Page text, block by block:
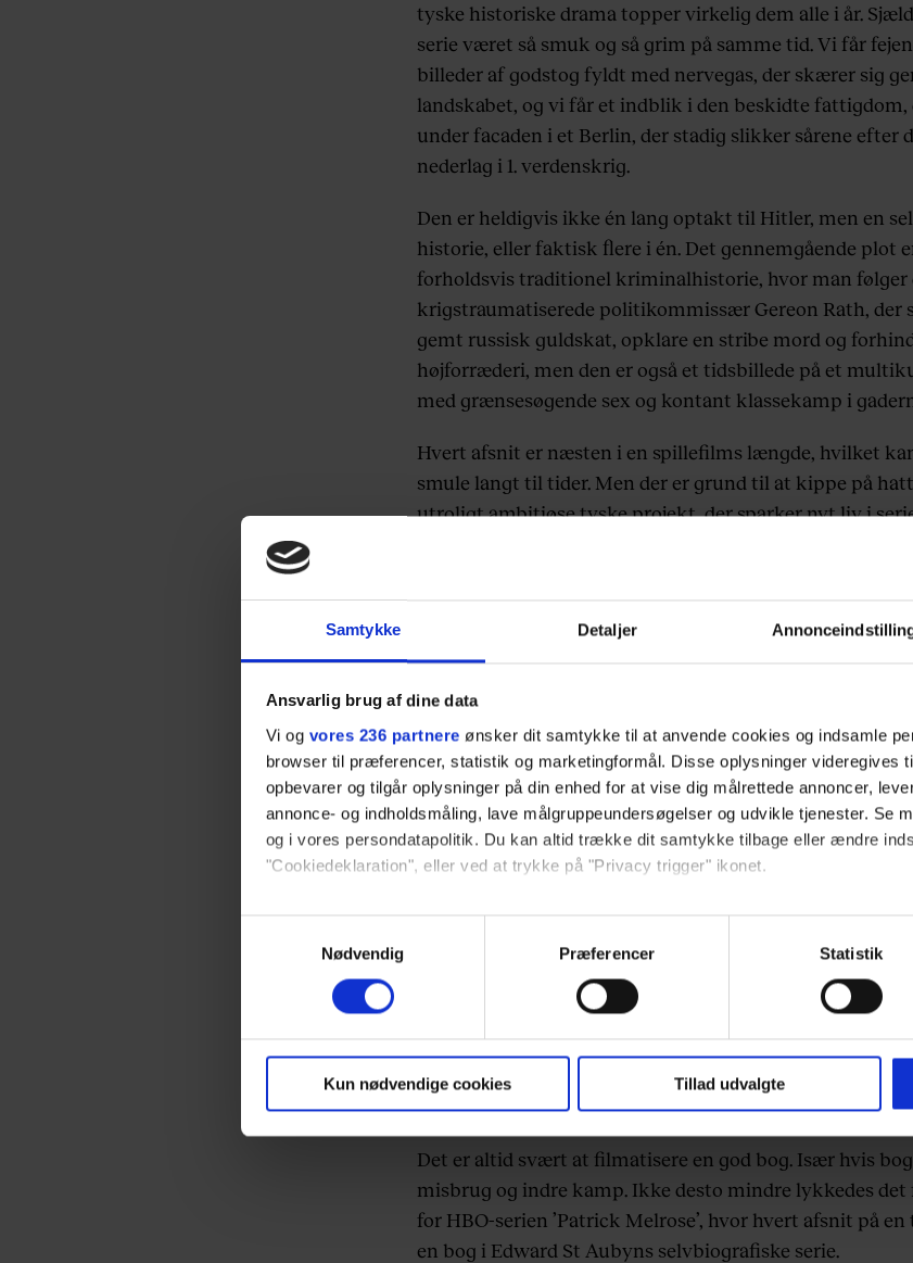
Samtykke Detaljer
Ansvarlig brug af dine data
Vi og vores 236 partnere ønsker dit samtykke til at anvende cookies og indsamle
browser til præferencer, statistik og marketingformål. Disse oplysninger videregives
opbevarer og tilgår oplysninger på din enhed for at vise dig målrettede annoncer,
annonce- og indholdsmåling, lave målgruppeundersøgelser og udvikle tjenester. Se
og i vores persondatapolitik. Du kan altid trække dit samtykke tilbage eller ændre
"Cookiedeklaration", eller ved at trykke på "Privacy trigger" ikonet.
Dine valg anvendes på hele websitet.
Vi ønsker dit samtykke til at indsamle og bruge data for at kunne levere og finansiere
markedsføring, så vi kan optimere vores reklametiltag på sociale medier og til at vise
Du kan til enhver tid trække dit samtykke tilbage via linket, du finder i vores
brug af cookies, samarbejdspartnere og behandling af dine personoplysninger i
privatlivspolitikogcookiepolitik.
Nødvendig
Præferencer Statistik
Kun nødvendige cookies Tillad udvalgte
tyske historiske drama topper virkelig dem alle i år.
serie været så smuk og så grim på samme tid. Vi får
billeder af godstog fyldt med nervegas, der skærer sig
landskabet, og vi får et indblik i den beskidte fattigdom,
under facaden i et Berlin, der stadig slikker sårene efter
nederlag i 1. verdenskrig.
Den er heldigvis ikke én lang optakt til Hitler, men en
historie, eller faktisk flere i én. Det gennemgående plot
forholdsvis traditionel kriminalhistorie, hvor man følger
krigstraumatiserede politikommissær Gereon Rath, der
gemt russisk guldskat, opklare en stribe mord og
højforræderi, men den er også et tidsbillede på et
med grænsesøgende sex og kontant klassekamp i
Hvert afsnit er næsten i en spillefilms længde, hvilket
smule langt til tider. Men der er grund til at kippe på
utroligt ambitiøse tyske projekt, der sparker nyt liv i
Patrick Melrose
Det er altid svært at filmatisere en god bog. Især hvis
misbrug og indre kamp. Ikke desto mindre lykkedes det
for HBO-serien ’Patrick Melrose’, hvor hvert afsnit på
en bog i Edward St Aubyns selvbiografiske serie.